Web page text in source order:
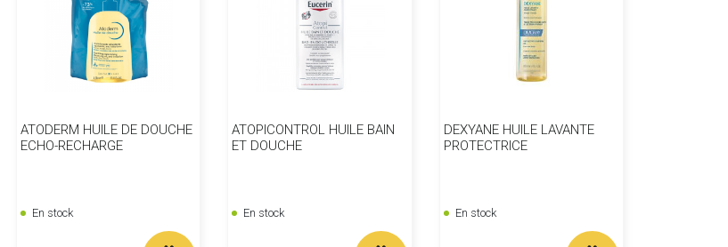
ATODERM HUILE DE DOUCHE
ECHO-RECHARGE
En stock
ATOPICONTROL HUILE BAIN
ET DOUCHE
En stock
DEXYANE HUILE LAVANTE
PROTECTRICE
En stock